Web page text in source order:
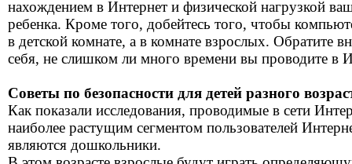
нахождением в Интернет и физической нагрузкой
ребенка. Кроме того, добейтесь того, чтобы
в детской комнате, а в комнате взрослых. Обратите
себя, не слишком ли много времени вы проводите в
Советы по безопасности для детей разного
Как показали исследования, проводимые в сети
наиболее растущим сегментом пользователей
являются дошкольники.